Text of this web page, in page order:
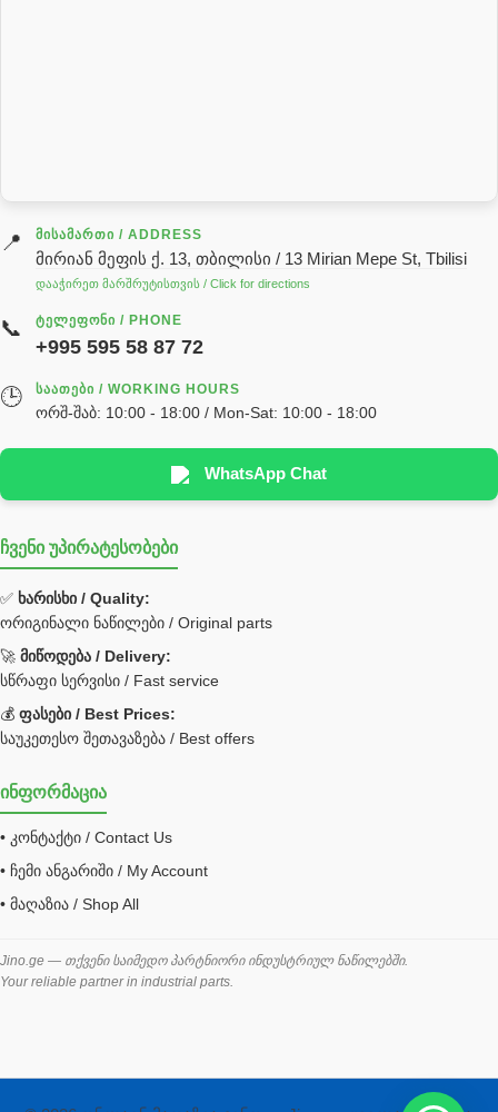
გადაცემათა კოლოფის ზეთი( კარობკის ზეთი)
ძრავის ზეთი
ჰიდრავლიკის ზეთი
реек
სხადასხვა
Hyva
უჟანგავი ფოლადი
Bobcat ფილტრი
Caterpillar ფილტრი
JCB ფილტრი
ქვაბი გათბობა მილები
შემაერთებელი / გადამყვანი UNF ORFS
შემაერთებელი BSPP /გადამყვანი
შესაფუთი მანქანა ვაკუმით
შლანგი
საწვავის შლანგი
📍 ᲛᲘᲡᲐᲛᲐᲠᲗᲘ / ADDRESS
მირიან მეფის ქ. 13, თბილისი / 13 Mirian Mepe St, Tbilisi
დააჭირეთ მარშრუტისთვის / Click for directions
📞 ᲢᲔᲚᲔᲤᲝᲜᲘ / PHONE
+995 595 58 87 72
🕒 ᲡᲐᲐᲗᲔᲑᲘ / WORKING HOURS
ორშ-შაბ: 10:00 - 18:00 / Mon-Sat: 10:00 - 18:00
WhatsApp Chat
ჩვენი უპირატესობები
✅ ხარისხი / Quality:
ორიგინალი ნაწილები / Original parts
🚀 მიწოდება / Delivery:
სწრაფი სერვისი / Fast service
💰 ფასები / Best Prices:
საუკეთესო შეთავაზება / Best offers
ინფორმაცია
• კონტაქტი / Contact Us
• ჩემი ანგარიში / My Account
• მაღაზია / Shop All
Jino.ge — თქვენი საიმედო პარტნიორი ინდუსტრიულ ნაწილებში.
Your reliable partner in industrial parts.